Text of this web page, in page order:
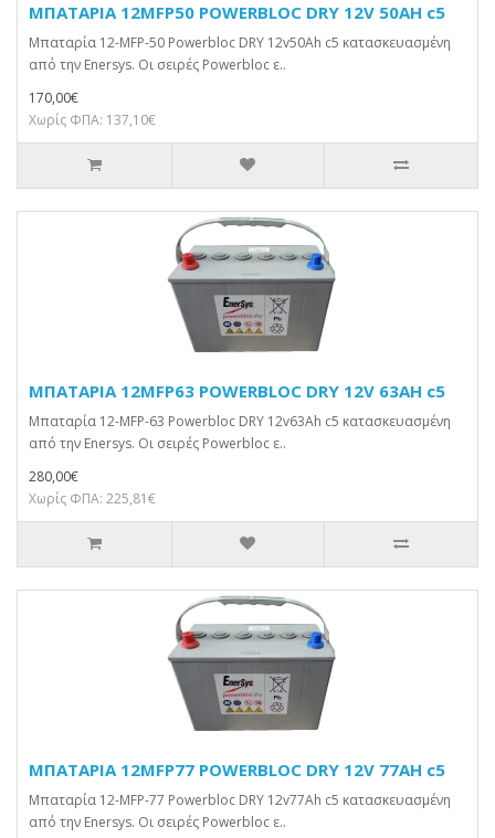
ΜΠΑΤΑΡΙΑ 12MFP50 POWERBLOC DRY 12V 50AH c5
Μπαταρία 12-MFP-50 Powerbloc DRY 12v50Ah c5 κατασκευασμένη
από την Enersys. Οι σειρές Powerbloc ε..
170,00€
Χωρίς ΦΠΑ: 137,10€
ΜΠΑΤΑΡΙΑ 12MFP63 POWERBLOC DRY 12V 63AH c5
Μπαταρία 12-MFP-63 Powerbloc DRY 12v63Ah c5 κατασκευασμένη
από την Enersys. Οι σειρές Powerbloc ε..
280,00€
Χωρίς ΦΠΑ: 225,81€
ΜΠΑΤΑΡΙΑ 12MFP77 POWERBLOC DRY 12V 77AH c5
Μπαταρία 12-MFP-77 Powerbloc DRY 12v77Ah c5 κατασκευασμένη
από την Enersys. Οι σειρές Powerbloc ε..